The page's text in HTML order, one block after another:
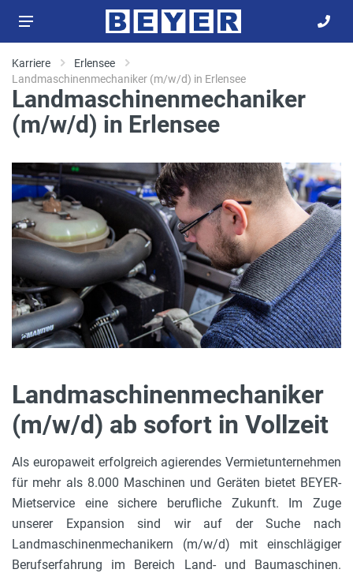
Karriere
Erlensee
Landmaschinenmechaniker (m/w/d) in Erlensee
Landmaschinenmechaniker
(m/w/d) in Erlensee
Landmaschinenmechaniker
(m/w/d) ab sofort in Vollzeit
Als europaweit erfolgreich agierendes Vermietunternehmen
für mehr als 8.000 Maschinen und Geräten bietet BEYER-
Mietservice eine sichere berufliche Zukunft. Im Zuge
unserer Expansion sind wir auf der Suche nach
Landmaschinenmechanikern (m/w/d) mit einschlägiger
Berufserfahrung im Bereich Land- und Baumaschinen.